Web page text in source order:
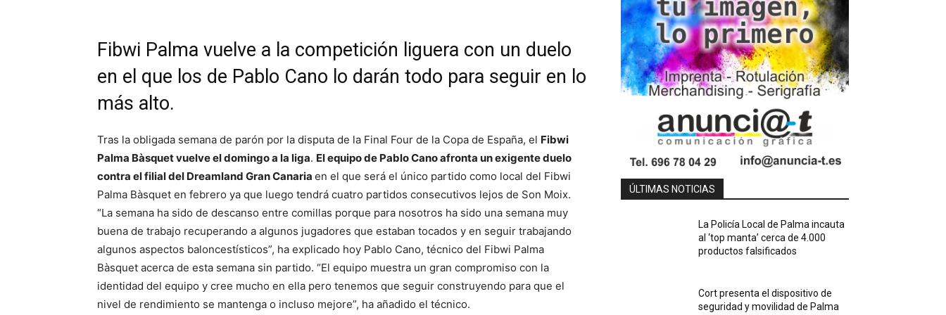
Fibwi Palma vuelve a la competición liguera con un duelo
en el que los de Pablo Cano lo darán todo para seguir en lo
más alto.
Tras la obligada semana de parón por la disputa de la Final Four de la Copa de España, el Fibwi
Palma Bàsquet vuelve el domingo a la liga. El equipo de Pablo Cano afronta un exigente duelo
contra el filial del Dreamland Gran Canaria en el que será el único partido como local del Fibwi
Palma Bàsquet en febrero ya que luego tendrá cuatro partidos consecutivos lejos de Son Moix.
“La semana ha sido de descanso entre comillas porque para nosotros ha sido una semana muy
buena de trabajo recuperando a algunos jugadores que estaban tocados y en seguir trabajando
algunos aspectos baloncestísticos”, ha explicado hoy Pablo Cano, técnico del Fibwi Palma
Bàsquet acerca de esta semana sin partido. “El equipo muestra un gran compromiso con la
identidad del equipo y cree mucho en ella pero tenemos que seguir construyendo para que el
nivel de rendimiento se mantenga o incluso mejore”, ha añadido el técnico.
ÚLTIMAS NOTICIAS
La Policía Local de Palma incauta
al ‘top manta’ cerca de 4.000
productos falsificados
Cort presenta el dispositivo de
seguridad y movilidad de Palma